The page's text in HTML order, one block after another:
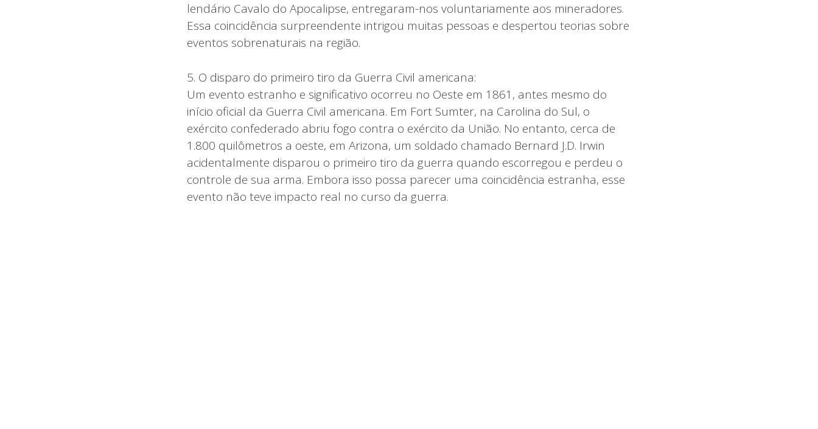
lendário Cavalo do Apocalipse, entregaram-nos voluntariamente aos mineradores.
Essa coincidência surpreendente intrigou muitas pessoas e despertou teorias sobre
eventos sobrenaturais na região.
5. O disparo do primeiro tiro da Guerra Civil americana:
Um evento estranho e significativo ocorreu no Oeste em 1861, antes mesmo do
início oficial da Guerra Civil americana. Em Fort Sumter, na Carolina do Sul, o
exército confederado abriu fogo contra o exército da União. No entanto, cerca de
1.800 quilômetros a oeste, em Arizona, um soldado chamado Bernard J.D. Irwin
acidentalmente disparou o primeiro tiro da guerra quando escorregou e perdeu o
controle de sua arma. Embora isso possa parecer uma coincidência estranha, esse
evento não teve impacto real no curso da guerra.